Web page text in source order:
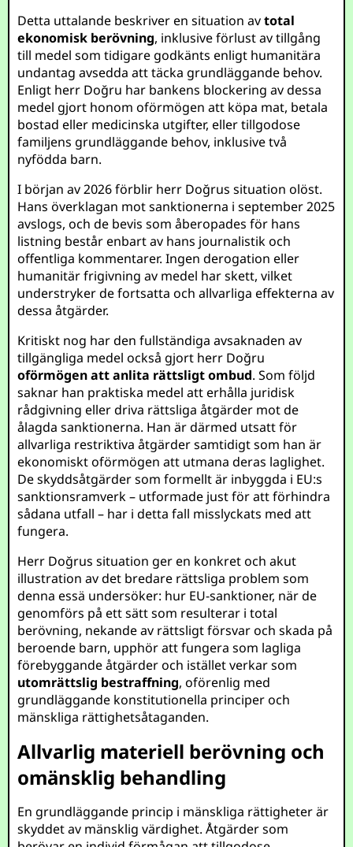
Detta uttalande beskriver en situation avtotal
ekonomisk berövning, inklusive förlust av tillgång
till medel som tidigare godkänts enligt humanitära
undantag avsedda att täcka grundläggande behov.
Enligt herr Doğru har bankens blockering av dessa
medel gjort honom oförmögen att köpa mat, betala
bostad eller medicinska utgifter, eller tillgodose
familjens grundläggande behov, inklusive två
nyfödda barn.
I början av 2026 förblir herr Doğrus situation olöst.
Hans överklagan mot sanktionerna i september 2025
avslogs, och de bevis som åberopades för hans
listning består enbart av hans journalistik och
offentliga kommentarer. Ingen derogation eller
humanitär frigivning av medel har skett, vilket
understryker de fortsatta och allvarliga effekterna av
dessa åtgärder.
Kritiskt nog har den fullständiga avsaknaden av
tillgängliga medel också gjort herr Doğru
oförmögen att anlita rättsligt ombud. Som följd
saknar han praktiska medel att erhålla juridisk
rådgivning eller driva rättsliga åtgärder mot de
ålagda sanktionerna. Han är därmed utsatt för
allvarliga restriktiva åtgärder samtidigt som han är
ekonomiskt oförmögen att utmana deras laglighet.
De skyddsåtgärder som formellt är inbyggda i EU:s
sanktionsramverk – utformade just för att förhindra
sådana utfall – har i detta fall misslyckats med att
fungera.
Herr Doğrus situation ger en konkret och akut
illustration av det bredare rättsliga problem som
denna essä undersöker: hur EU-sanktioner, när de
genomförs på ett sätt som resulterar i total
berövning, nekande av rättsligt försvar och skada på
beroende barn, upphör att fungera som lagliga
förebyggande åtgärder och istället verkar som
utomrättslig bestraffning, oförenlig med
grundläggande konstitutionella principer och
mänskliga rättighetsåtaganden.
Allvarlig materiell berövning och
omänsklig behandling
En grundläggande princip i mänskliga rättigheter är
skyddet av mänsklig värdighet. Åtgärder som